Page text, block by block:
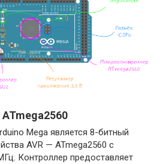
Mega является 8-битный
AVR — ATmega2560 с
Контроллер предоставляет